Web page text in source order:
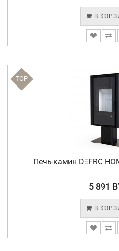
В
TOP
Печь-камин DEFRO
5 891
В